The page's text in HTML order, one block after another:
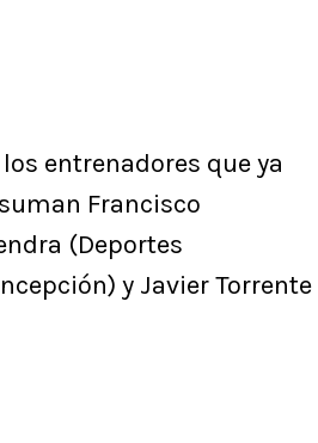
entrenadores que ya
Francisco
(Deportes
y Javier Torrente